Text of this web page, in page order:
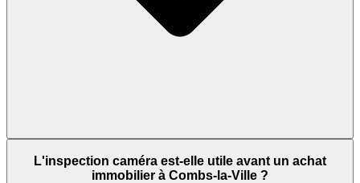
L'inspection caméra est-elle utile avant un achat
immobilier à Combs-la-Ville ?